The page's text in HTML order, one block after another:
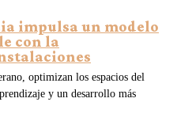
impulsa un modelo
con la
optimizan los espacios del
y un desarrollo más